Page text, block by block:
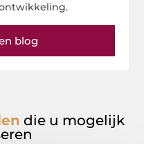
blog
die u mogelijk